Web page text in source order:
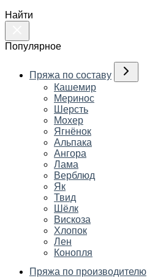
Найти
Популярное
Пряжа по составу
Кашемир
Меринос
Шерсть
Мохер
Ягнёнок
Альпака
Ангора
Лама
Верблюд
Як
Твид
Шёлк
Вискоза
Хлопок
Лен
Конопля
Пряжа по производителю